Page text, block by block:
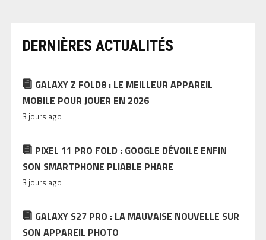
DERNIÈRES ACTUALITÉS
GALAXY Z FOLD8 : LE MEILLEUR APPAREIL
MOBILE POUR JOUER EN 2026
3 jours ago
PIXEL 11 PRO FOLD : GOOGLE DÉVOILE ENFIN
SON SMARTPHONE PLIABLE PHARE
3 jours ago
GALAXY S27 PRO : LA MAUVAISE NOUVELLE SUR
SON APPAREIL PHOTO